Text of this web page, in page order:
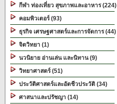
กีฬา ท่องเที่ยว สุขภาพและอาหาร (224)
คอมพิวเตอร์ (93)
ธุรกิจ เศรษฐศาสตร์และการจัดการ (44)
จิตวิทยา (1)
นวนิยาย อ่านเล่น และนิทาน (9)
วิทยาศาสตร์ (51)
ประวัติศาสตร์และอัตชีวประวัติ (34)
ศาสนาและปรัชญา (14)